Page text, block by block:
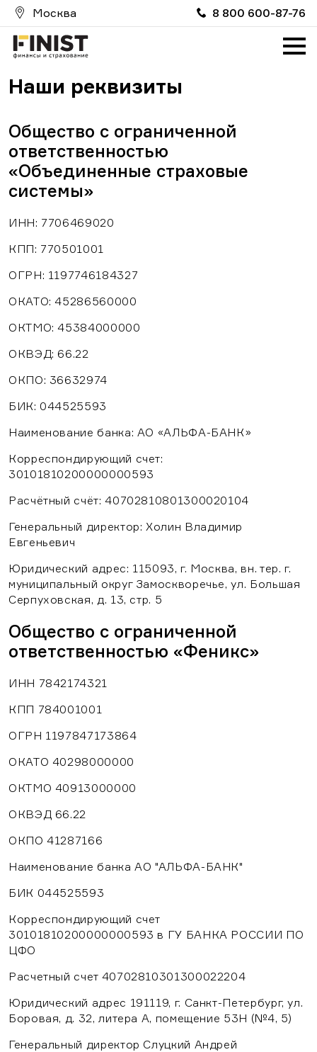
Москва 8 800 600-87-76
Наши реквизиты
Общество с ограниченной
ответственностью
«Объединенные страховые
системы»
ИНН: 7706469020
КПП: 770501001
ОГРН: 1197746184327
ОКАТО: 45286560000
ОКТМО: 45384000000
ОКВЭД: 66.22
ОКПО: 36632974
БИК: 044525593
Наименование банка: АО «АЛЬФА-БАНК»
Корреспондирующий счет:
30101810200000000593
Расчётный счёт: 40702810801300020104
Генеральный директор: Холин Владимир
Евгеньевич
Юридический адрес: 115093, г. Москва, вн. тер. г.
муниципальный округ Замоскворечье, ул. Большая
Серпуховская, д. 13, стр. 5
Общество с ограниченной
ответственностью «Феникс»
ИНН 7842174321
КПП 784001001
ОГРН 1197847173864
ОКАТО 40298000000
ОКТМО 40913000000
ОКВЭД 66.22
ОКПО 41287166
Наименование банка АО "АЛЬФА-БАНК"
БИК 044525593
Корреспондирующий счет
30101810200000000593 в ГУ БАНКА РОССИИ ПО
ЦФО
Расчетный счет 40702810301300022204
Юридический адрес 191119, г. Санкт-Петербург, ул.
Боровая, д. 32, литера А, помещение 53Н (№4, 5)
Генеральный директор Слуцкий Андрей
Услуги
Партнерам
Вакансии